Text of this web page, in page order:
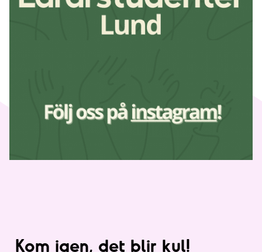
Kom igen, det blir kul!